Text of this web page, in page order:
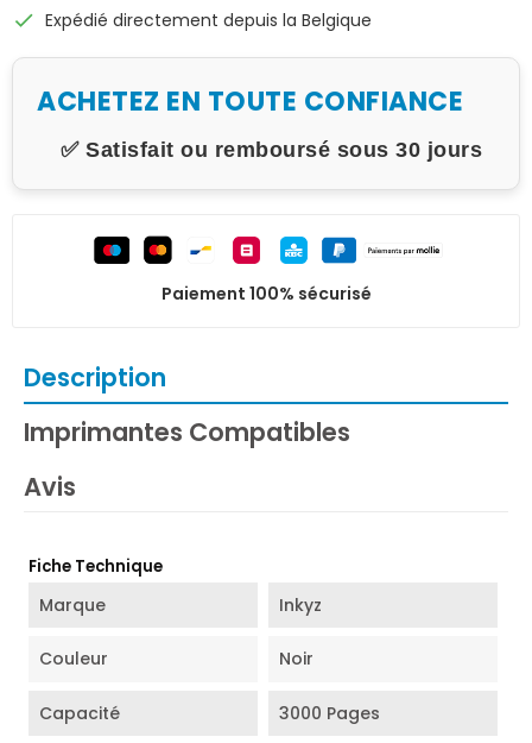
check Expédié directement depuis la Belgique
ACHETEZ EN TOUTE CONFIANCE
✅ Satisfait ou remboursé sous 30 jours
Paiement 100% sécurisé
Description
Imprimantes Compatibles
Avis
Fiche Technique
Marque Inkyz
Couleur Noir
Capacité 3000 Pages